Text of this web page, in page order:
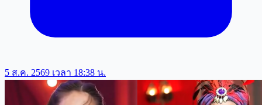
5 ส.ค. 2569 เวลา 18:38 น.